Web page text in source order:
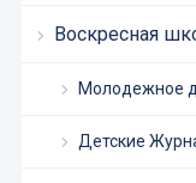
Воскресная
Молодежное
Детские